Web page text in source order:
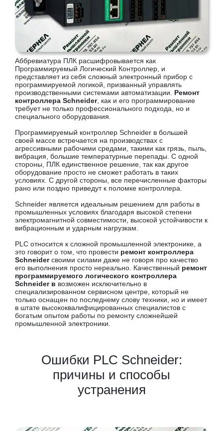
Аббревиатура ПЛК расшифровывается как
Программируемый Логический Контроллер, и
представляет из себя сложный электронный прибор с
программируемой логикой, призванный управлять
производственными системами автоматизации. Ремонт
контроллера Schneider, как и его программирование
требует не только профессионального подхода, но и
специального оборудования.
Программируемый контроллер Schneider в большей
своей массе встречается на производствах с
агрессивными рабочими средами, такими как грязь, пыль,
вибрация, большие температурные перепады. С одной
стороны, ПЛК единственное решение, так как другое
оборудование просто не сможет работать в таких
условиях. С другой стороны, все перечисленные факторы
рано или поздно приведут к поломке контроллера.
Schneider является идеальным решением для работы в
промышленных условиях благодаря высокой степени
электромагнитной совместимости, высокой устойчивости к
вибрационным и ударным нагрузкам.
PLC относится к сложной промышленной электронике, а
это говорит о том, что провести ремонт контроллера
Schneiderсвоими силами даже не говоря про качество
его выполнения просто нереально. Качественный ремонт
программируемого логического контроллера
Schneider в возможен исключительно в
специализированном сервисном центре, который не
только оснащен по последнему слову техники, но и имеет
в штате высококвалифицированных специалистов с
богатым опытом работы по ремонту сложнейшей
промышленной электроники.
Ошибки PLC Schneider:
причины и способы
устранения